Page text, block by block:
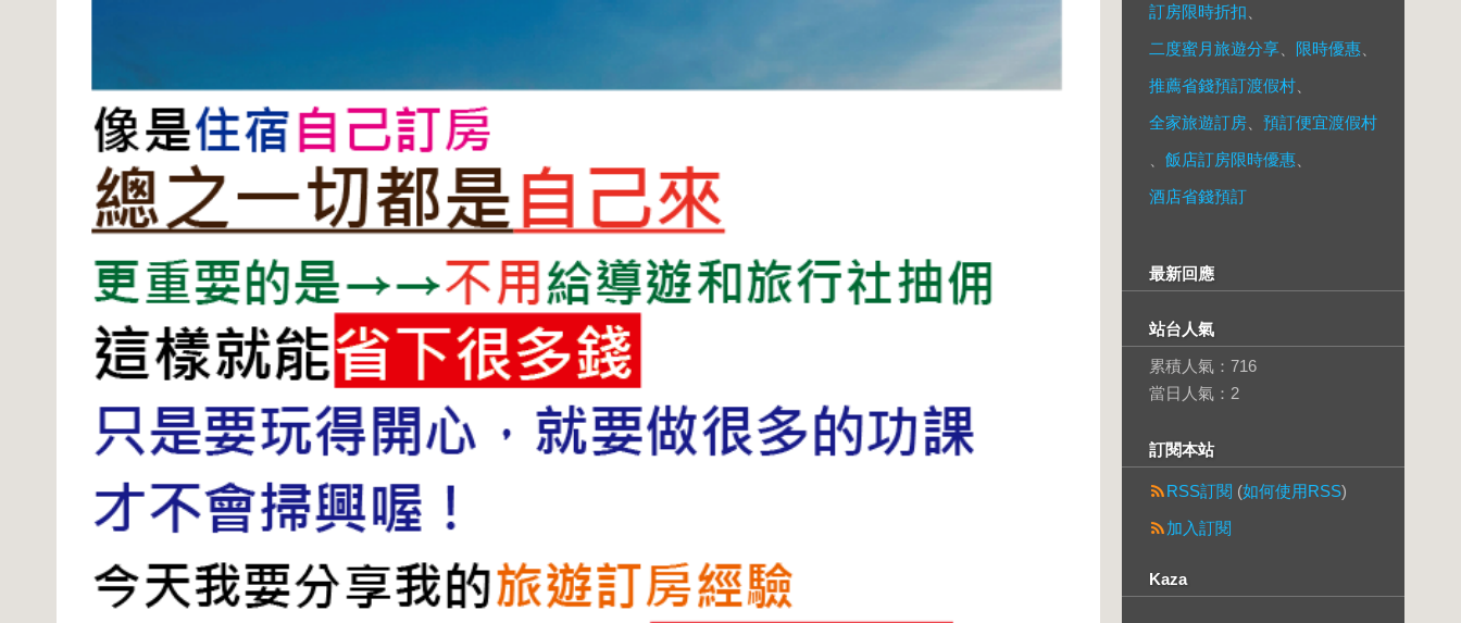
訂房限時折扣
二度蜜月旅遊分享
限時優惠
推薦省錢預訂渡假村
全家旅遊訂房
預訂便宜渡假村
飯店訂房限時優惠
酒店省錢預訂
最新回應
站台人氣
累積人氣： 716
當日人氣： 2
訂閱本站
RSS訂閱 (如何使用RSS)
加入訂閱
Kaza